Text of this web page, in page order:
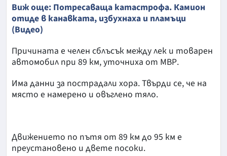
Виж още: Потресаваща катастрофа. Камион
отиде в канавката, избухнаха и пламъци
(Видео)
Причината е челен сблъсък между лек и товарен
автомобил при 89 км, уточниха от МВР.
Има данни за пострадали хора. Твърди се, че на
място е намерено и овъглено тяло.
Движението по пътя от 89 км до 95 км е
преустановено и двете посоки.